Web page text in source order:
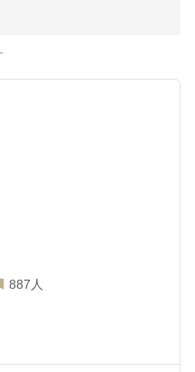
887 人